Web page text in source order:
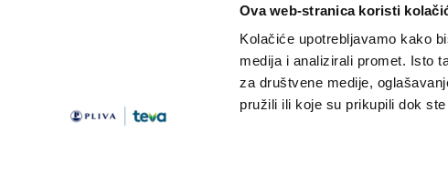
Ova web-stranica koristi
Kolačiće upotrebljavamo kako
medija i analizirali promet. Isto
za društvene medije,
pružili ili koje su prikupili dok